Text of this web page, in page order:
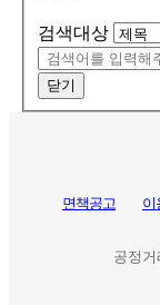
검색대상
닫기
면책공고 이
공정거